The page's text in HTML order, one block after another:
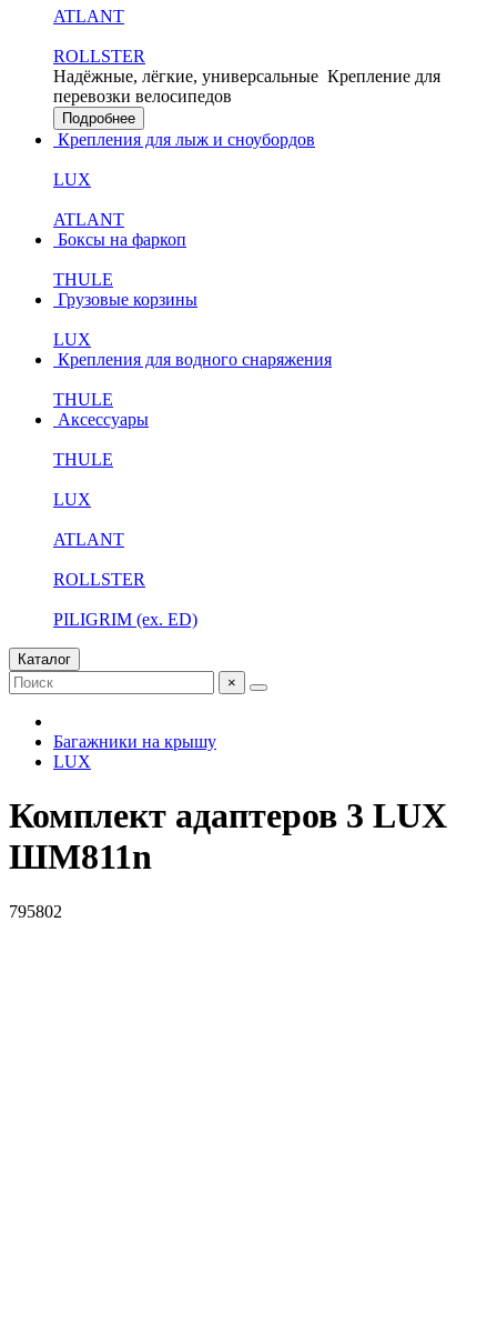
ATLANT
ROLLSTER
Надёжные, лёгкие, универсальные Крепление для
перевозки велосипедов
Подробнее
Крепления для лыж и сноубордов
LUX
ATLANT
Боксы на фаркоп
THULE
Грузовые корзины
LUX
Крепления для водного снаряжения
THULE
Аксессуары
THULE
LUX
ATLANT
ROLLSTER
PILIGRIM (ex. ED)
Каталог
×
Багажники на крышу
LUX
Комплект адаптеров 3 LUX
ШМ811n
795802